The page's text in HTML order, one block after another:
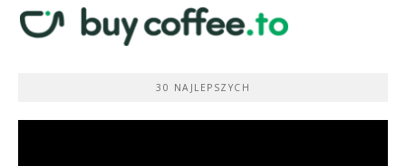
30 NAJLEPSZYCH